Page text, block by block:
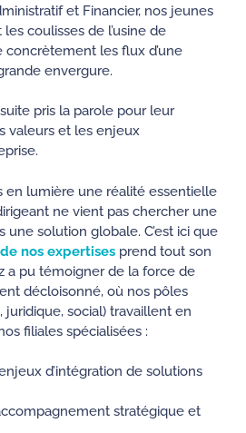
et Financier, nos jeunes
coulisses de l’usine de
les flux d’une
envergure.
pris la parole pour leur
valeurs et les enjeux
en lumière une réalité essentielle
ne vient pas chercher une
une solution globale. C’est ici que
nos expertises prend tout son
a pu témoigner de la force de
décloisonné, où nos pôles
social) travaillent en
filiales spécialisées :
d’intégration de solutions
stratégique et